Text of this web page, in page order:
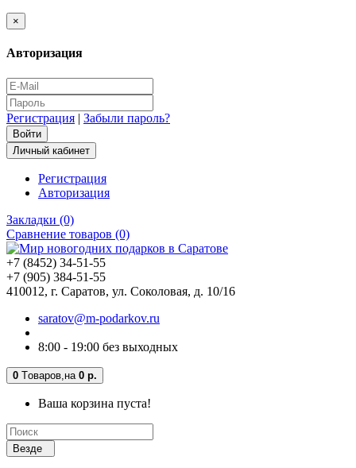
×
Авторизация
Регистрация | Забыли пароль?
Личный кабинет
Регистрация
Авторизация
Закладки (0)
Сравнение товаров (0)
+7 (8452) 34-51-55
+7 (905) 384-51-55
410012, г. Саратов, ул. Соколовая, д. 10/16
saratov@m-podarkov.ru
8:00 - 19:00 без выходных
0 Tоваров, на 0 р.
Ваша корзина пуста!
Везде